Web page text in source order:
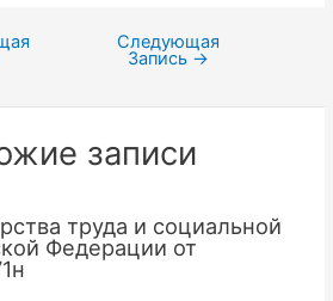
Следующая
Запись →
записи
труда и социальной
Федерации от